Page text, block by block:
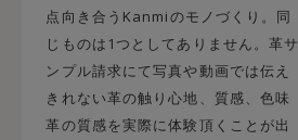
点向き合うKanmiのモノづくり。同
じものは1つとしてありません。革サ
ンプル請求にて写真や動画では伝え
きれない革の触り心地、質感、色味
革の質感を実際に体験頂くことが出